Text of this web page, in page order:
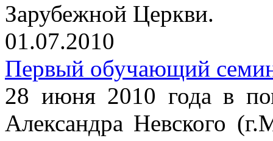
Зарубежной Церкви.
01.07.2010
Первый обучающий
28 июня 2010 года в
Александра Невского